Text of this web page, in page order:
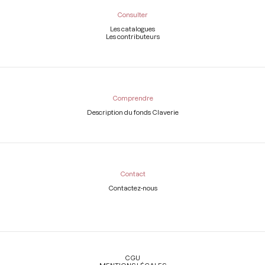
Consulter
Les catalogues
Les contributeurs
Comprendre
Description du fonds Claverie
Contact
Contactez-nous
Légal
CGU